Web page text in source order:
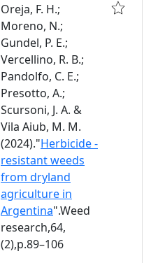
Oreja, F. H.;
Moreno, N.;
Gundel, P. E.;
Vercellino, R. B.;
Pandolfo, C. E.;
Presotto, A.;
Scursoni, J. A. &
Vila Aiub, M. M.
(2024)."Herbicide -
resistant weeds
from dryland
agriculture in
Argentina".Weed
research,64,
(2),p.89–106